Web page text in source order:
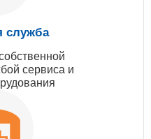
служба
сервиса и